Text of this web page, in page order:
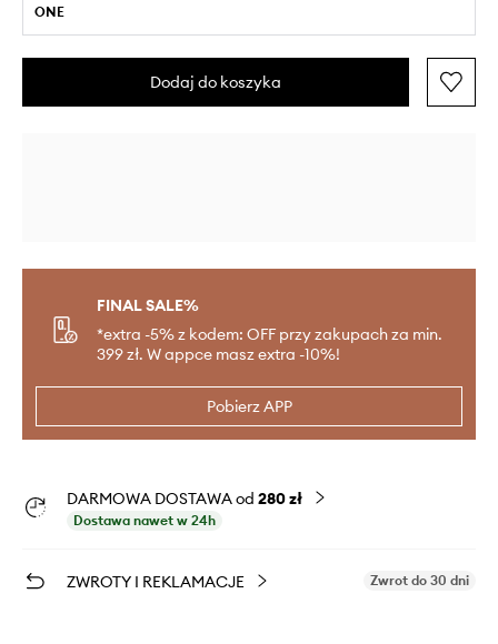
ONE
Dodaj do koszyka
FINAL SALE%
*extra -5% z kodem: OFF przy zakupach za min.
399 zł. W appce masz extra -10%!
Pobierz APP
DARMOWA DOSTAWA od 280 zł
Dostawa nawet w 24h
ZWROTY I REKLAMACJE Zwrot do 30 dni